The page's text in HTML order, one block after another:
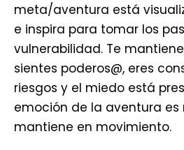
meta/aventura está
e inspira para tomar los
vulnerabilidad. Te
sientes poderos@, eres
riesgos y el miedo está
emoción de la aventura
mantiene en movimiento.